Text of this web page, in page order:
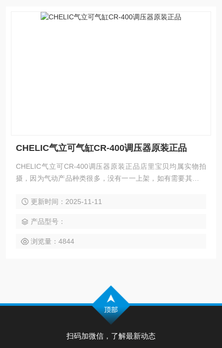
CHELIC气立可气缸CR-400调压器原装正品
CHELIC气立可CR-400调压器原装正品店里宝贝均属实物拍
摄，因为气动产品种类很多，没有一一上架，如有需要其他的
库存是否还有。
更新时间：2025-11-11
产品型号：
浏览量：4844
扫码加微信，了解最新动态